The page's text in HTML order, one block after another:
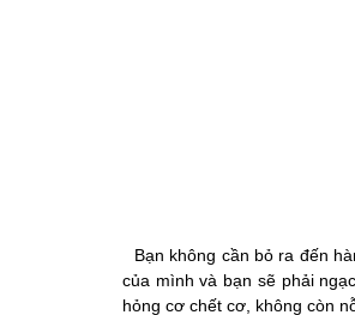
Bạn không cần bỏ ra đến
của mình và bạn sẽ phải
hỏng cơ chết cơ, không còn